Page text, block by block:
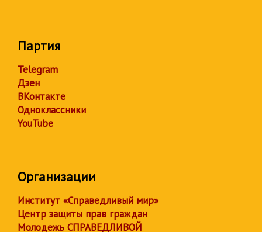
Партия
Telegram
Дзен
ВКонтакте
Одноклассники
YouTube
Организации
Институт «Справедливый мир»
Центр защиты прав граждан
Молодежь СПРАВЕДЛИВОЙ